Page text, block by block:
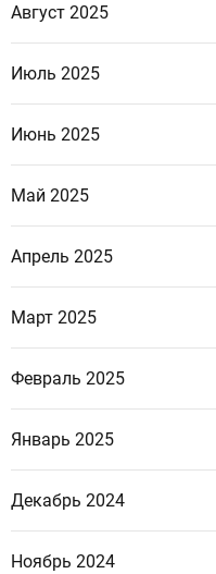
Август 2025
Июль 2025
Июнь 2025
Май 2025
Апрель 2025
Март 2025
Февраль 2025
Январь 2025
Декабрь 2024
Ноябрь 2024